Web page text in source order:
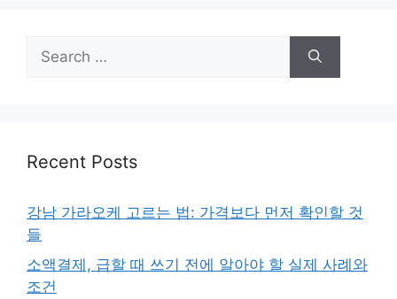
Search
for:
Recent Posts
강남 가라오케 고르는 법: 가격보다 먼저 확인할 것
들
소액결제, 급할 때 쓰기 전에 알아야 할 실제 사례와
조건